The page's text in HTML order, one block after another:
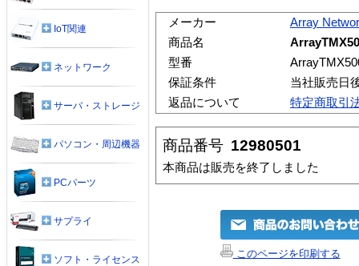
メーカー
Array
商品名
型番
保証条件
当社販売日
返品について
特定商取引
商品番号 12980501
本商品は販売を終了しました
このページを印刷する
IoT関連
ネットワーク
サーバ・ストレージ
パソコン・周辺機器
PCパーツ
サプライ
ソフト・ライセンス